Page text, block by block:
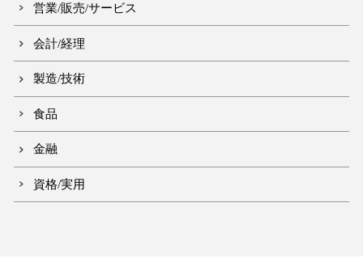
営業/販売/サービス
会計/経理
製造/技術
食品
金融
資格/実用